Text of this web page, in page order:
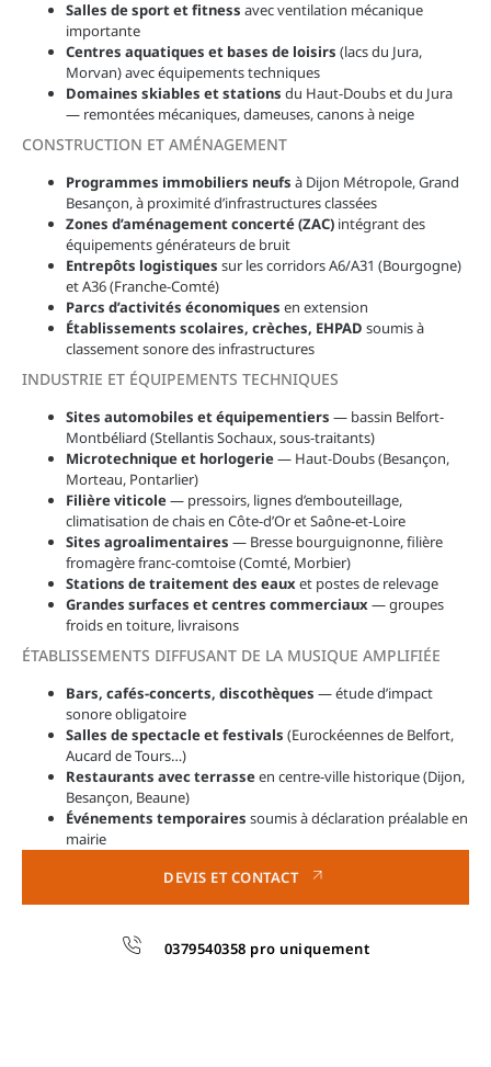
Salles de sport et fitness avec ventilation mécanique
importante
Centres aquatiques et bases de loisirs (lacs du Jura,
Morvan) avec équipements techniques
Domaines skiables et stations du Haut-Doubs et du Jura
— remontées mécaniques, dameuses, canons à neige
CONSTRUCTION ET AMÉNAGEMENT
Programmes immobiliers neufs à Dijon Métropole, Grand
Besançon, à proximité d’infrastructures classées
Zones d’aménagement concerté (ZAC) intégrant des
équipements générateurs de bruit
Entrepôts logistiques sur les corridors A6/A31 (Bourgogne)
et A36 (Franche-Comté)
Parcs d’activités économiques en extension
Établissements scolaires, crèches, EHPAD soumis à
classement sonore des infrastructures
INDUSTRIE ET ÉQUIPEMENTS TECHNIQUES
Sites automobiles et équipementiers — bassin Belfort-
Montbéliard (Stellantis Sochaux, sous-traitants)
Microtechnique et horlogerie— Haut-Doubs (Besançon,
Morteau, Pontarlier)
Filière viticole— pressoirs, lignes d’embouteillage,
climatisation de chais en Côte-d’Or et Saône-et-Loire
Sites agroalimentaires — Bresse bourguignonne, filière
fromagère franc-comtoise (Comté, Morbier)
Stations de traitement des eauxet postes de relevage
Grandes surfaces et centres commerciaux— groupes
froids en toiture, livraisons
ÉTABLISSEMENTS DIFFUSANT DE LA MUSIQUE AMPLIFIÉE
Bars, cafés-concerts, discothèques — étude d’impact
sonore obligatoire
Salles de spectacle et festivals (Eurockéennes de Belfort,
Aucard de Tours…)
Restaurants avec terrasseen centre-ville historique (Dijon,
Besançon, Beaune)
Événements temporaires soumis à déclaration préalable en
mairie
DEVIS ET CONTACT
0379540358 pro uniquement